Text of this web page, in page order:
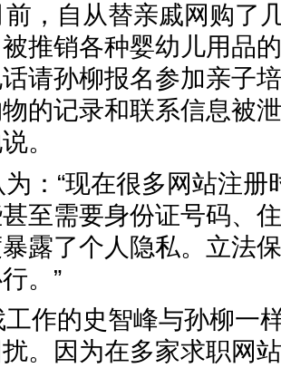
前，自从替亲戚网购了
推销各种婴幼儿用品
请孙柳报名参加亲子
的记录和联系信息被
。
：“现在很多网站注册
至需要身份证号码、
露了个人隐私。立法
。”
工作的史智峰与孙柳一
。因为在多家求职网